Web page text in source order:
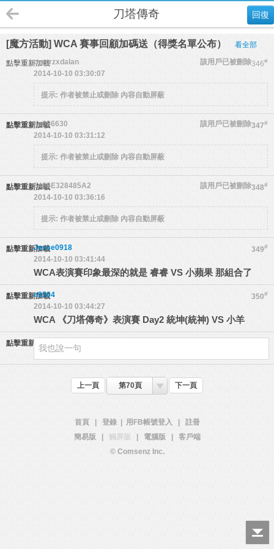
回復
刀塔傳奇
[魔方活動] WCA 賽事回顧加碼送（得獎名單公布） 看全部
點擊重新加載 346#
orzorzxdalan
該用戶已被刪除
2014-10-10 03:30:07
提示: 作者被禁止或刪除 內容自動屏蔽
點擊重新加載 347#
sa086630
該用戶已被刪除
2014-10-10 03:31:12
提示: 作者被禁止或刪除 內容自動屏蔽
點擊重新加載 348#
5436E328485A2
該用戶已被刪除
2014-10-10 03:36:16
提示: 作者被禁止或刪除 內容自動屏蔽
點擊重新加載 349#
Jesse0918
2014-10-10 03:41:44
WCA表演賽印象最深的就是 睿睿 VS 小蘋果 那組合了
點擊重新加載 350#
e9504
2014-10-10 03:44:27
WCA 《刀塔傳奇》表演賽 Day2 統坤(統神) VS 小羊
點擊重新加載
上一頁 第70頁 下一頁
首頁 登錄 用FB帳號登入
註冊
簡易版
觸屏版 電腦版
客戶端
© Comsenz Inc.